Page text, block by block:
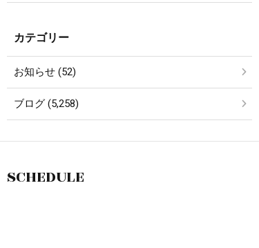
カテゴリー
お知らせ (52)
ブログ (5,258)
SCHEDULE